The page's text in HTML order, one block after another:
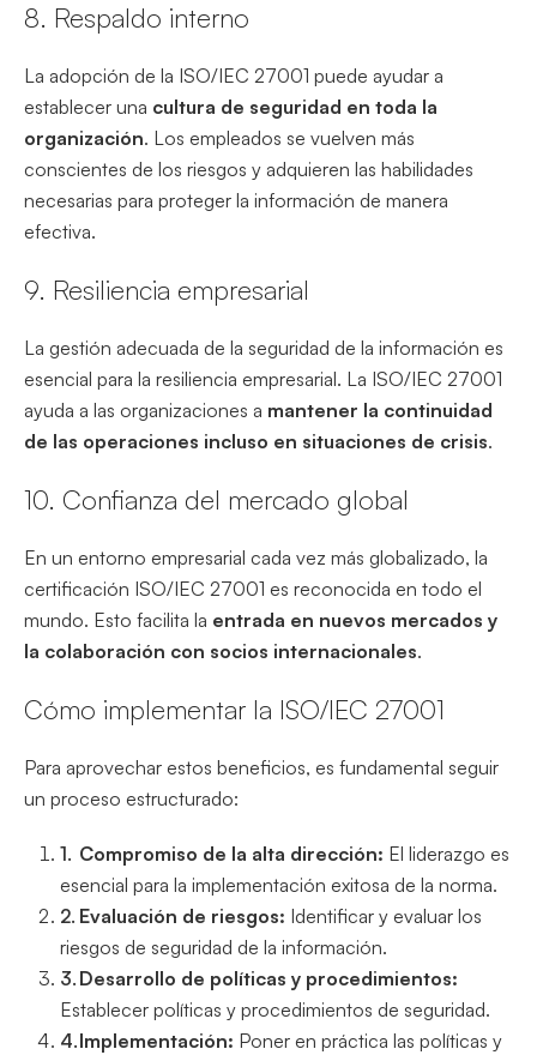
8. Respaldo interno
La adopción de la ISO/IEC 27001 puede ayudar a
establecer una cultura de seguridad en toda la
organización. Los empleados se vuelven más
conscientes de los riesgos y adquieren las habilidades
necesarias para proteger la información de manera
efectiva.
9. Resiliencia empresarial
La gestión adecuada de la seguridad de la información es
esencial para la resiliencia empresarial. La ISO/IEC 27001
ayuda a las organizaciones a mantener la continuidad
de las operaciones incluso en situaciones de crisis.
10. Confianza del mercado global
En un entorno empresarial cada vez más globalizado, la
certificación ISO/IEC 27001 es reconocida en todo el
mundo. Esto facilita la entrada en nuevos mercados y
la colaboración con socios internacionales.
Cómo implementar la ISO/IEC 27001
Para aprovechar estos beneficios, es fundamental seguir
un proceso estructurado:
Compromiso de la alta dirección: El liderazgo es
esencial para la implementación exitosa de la norma.
Evaluación de riesgos: Identificar y evaluar los
riesgos de seguridad de la información.
Desarrollo de políticas y procedimientos:
Establecer políticas y procedimientos de seguridad.
Implementación: Poner en práctica las políticas y